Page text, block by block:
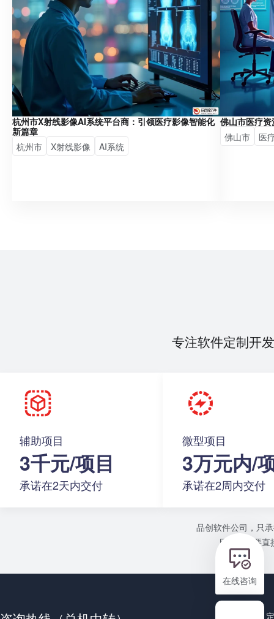
在线咨询
杭州市X射线影像AI系统平台商：引领医疗影像智能化
新篇章
杭州市
X射线影像 AI系统
佛山市医疗
佛山市
医
专注软件定制开
辅助项目
3千元/项目
承诺在2天内交付
微型项目
3万元内/
承诺在2周内交付
品创软件公司，只
目或者需要